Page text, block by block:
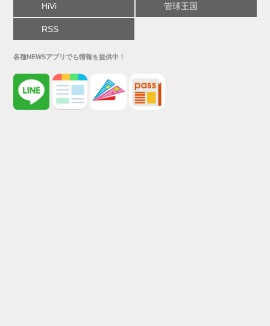
HiVi 管球王国
RSS
各種NEWSアプリでも情報を提供中！